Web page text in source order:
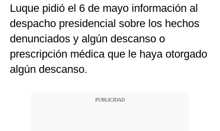
Luque pidió el 6 de mayo información al
despacho presidencial sobre los hechos
denunciados y algún descanso o
prescripción médica que le haya otorgado
algún descanso.